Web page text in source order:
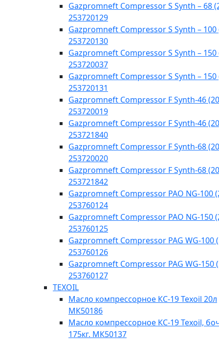
Gazpromneft Compressor S Synth – 68
253720129
Gazpromneft Compressor S Synth – 100
253720130
Gazpromneft Compressor S Synth – 150
253720037
Gazpromneft Compressor S Synth – 150
253720131
Gazpromneft Compressor F Synth-46
253720019
Gazpromneft Compressor F Synth-46
253721840
Gazpromneft Compressor F Synth-68
253720020
Gazpromneft Compressor F Synth-68
253721842
Gazpromneft Compressor PAO NG-100
253760124
Gazpromneft Compressor PAO NG-150
253760125
Gazpromneft Compressor PAG WG-100
253760126
Gazpromneft Compressor PAG WG-150
253760127
TEXOIL
Масло компрессорное КС-19 Texoil 20л
МК50186
Масло компрессорное КС-19 Texoil,
175кг. МК50137